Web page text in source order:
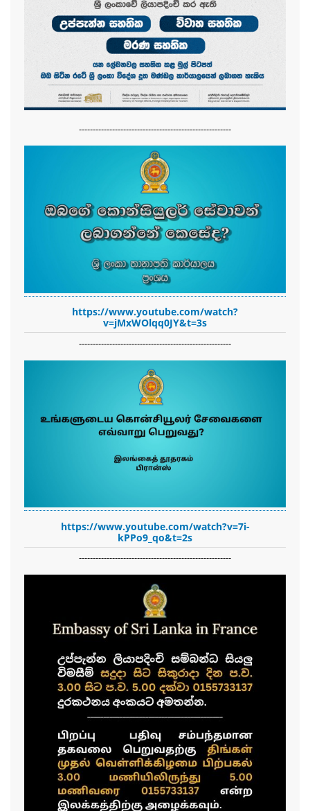
-------------------------------------------------------
https://www.youtube.com/watch?
v=jMxWOlqq0JY&t=3s
-------------------------------------------------------
https://www.youtube.com/watch?v=7i-
kPPo9_qo&t=2s
-------------------------------------------------------